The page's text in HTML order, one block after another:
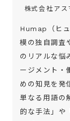
株式会社ア
Humap（ヒ
模の独自調査
のリアルな悩
ージメント・
めの知見を発
単なる用語の
的な手法」や